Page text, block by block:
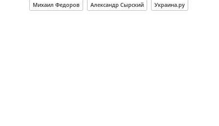
Михаил Федоров Александр Сырский Украина.ру